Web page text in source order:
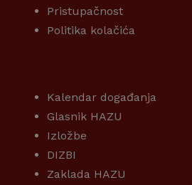
Pristupačnost
Politika kolačića
Kalendar događanja
Glasnik HAZU
Izložbe
DIZBI
Zaklada HAZU